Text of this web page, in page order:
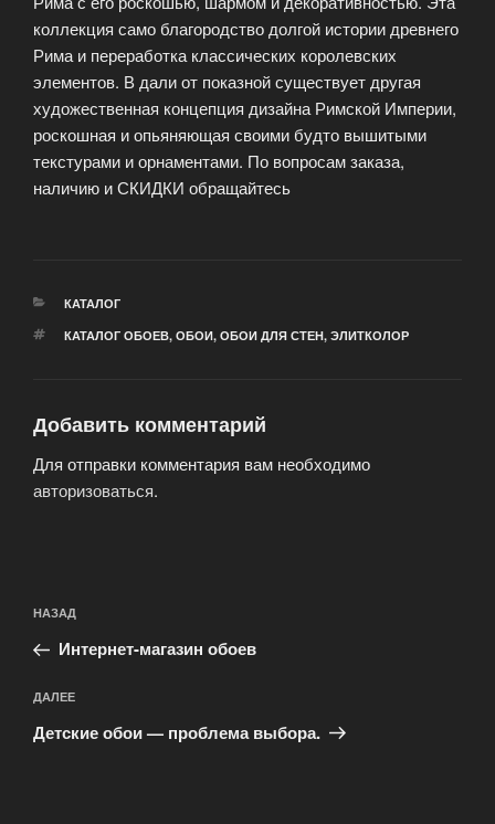
коллекция само благородство долгой истории древнего
Рима и переработка классических королевских
элементов. В дали от показной существует другая
художественная концепция дизайна Римской Империи,
роскошная и опьяняющая своими будто вышитыми
текстурами и орнаментами. По вопросам заказа,
наличию и СКИДКИ обращайтесь
РУБРИКИ
КАТАЛОГ
МЕТКИ
КАТАЛОГ ОБОЕВ, ОБОИ, ОБОИ ДЛЯ СТЕН, ЭЛИТКОЛОР
Добавить комментарий
Для отправки комментария вам необходимо
авторизоваться.
по
записям
Предыдущая
запись:
НАЗАД
Интернет-магазин обоев
Следующая
запись
ДАЛЕЕ
Детские обои — проблема выбора.